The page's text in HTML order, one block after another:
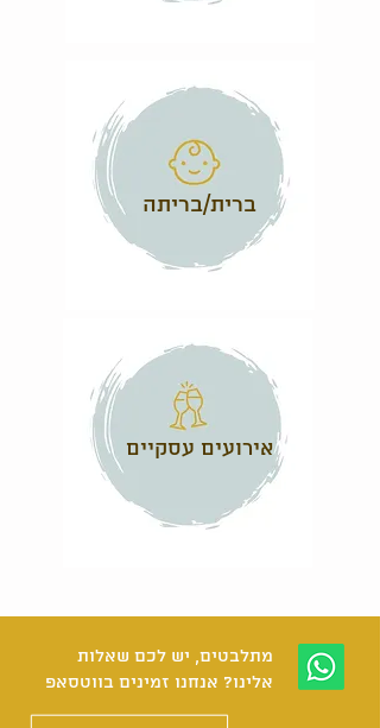
ברית/בריתה
אירועים עסקיים
מתלבטים, יש לכם שאלות
אלינו? אנחנו זמינים בווטסאפ